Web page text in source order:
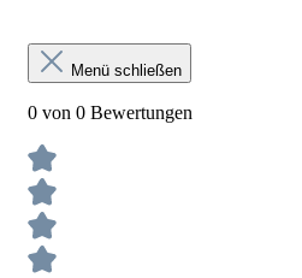
Menü schließen
0 von 0 Bewertungen